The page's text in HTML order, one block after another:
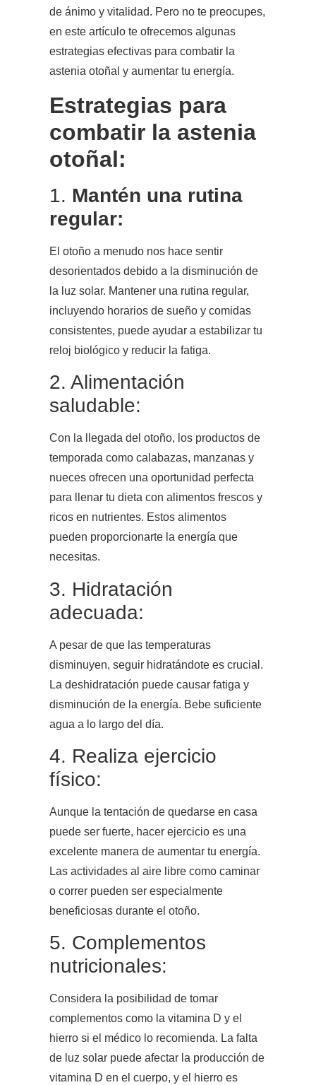
de ánimo y vitalidad. Pero no te preocupes,
en este artículo te ofrecemos algunas
estrategias efectivas para combatir la
astenia otoñal y aumentar tu energía.
Estrategias para
combatir la astenia
otoñal:
1. Mantén una rutina
regular:
El otoño a menudo nos hace sentir
desorientados debido a la disminución de
la luz solar. Mantener una rutina regular,
incluyendo horarios de sueño y comidas
consistentes, puede ayudar a estabilizar tu
reloj biológico y reducir la fatiga.
2. Alimentación
saludable:
Con la llegada del otoño, los productos de
temporada como calabazas, manzanas y
nueces ofrecen una oportunidad perfecta
para llenar tu dieta con alimentos frescos y
ricos en nutrientes. Estos alimentos
pueden proporcionarte la energía que
necesitas.
3. Hidratación
adecuada:
A pesar de que las temperaturas
disminuyen, seguir hidratándote es crucial.
La deshidratación puede causar fatiga y
disminución de la energía. Bebe suficiente
agua a lo largo del día.
4. Realiza ejercicio
físico:
Aunque la tentación de quedarse en casa
puede ser fuerte, hacer ejercicio es una
excelente manera de aumentar tu energía.
Las actividades al aire libre como caminar
o correr pueden ser especialmente
beneficiosas durante el otoño.
5. Complementos
nutricionales:
Considera la posibilidad de tomar
complementos como la vitamina D y el
hierro si el médico lo recomienda. La falta
de luz solar puede afectar la producción de
vitamina D en el cuerpo, y el hierro es